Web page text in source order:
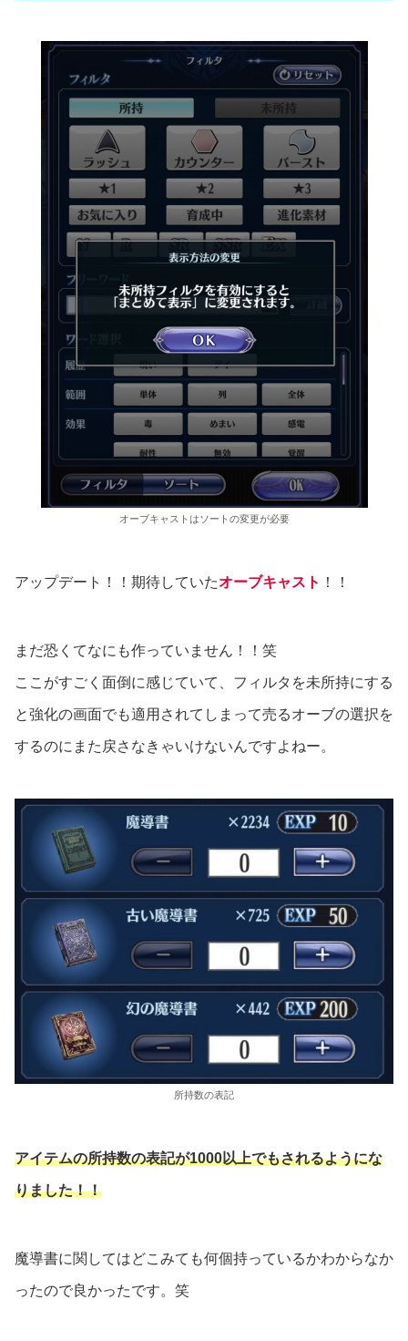
オーブキャストはソートの変更が必要
アップデート！！期待していたオーブキャスト ！！
まだ恐くてなにも作っていません！！笑
ここがすごく面倒に感じていて、フィルタを未所持にする
と強化の画面でも適用されてしまって売るオーブの選択を
するのにまた戻さなきゃいけないんですよねー。
所持数の表記
アイテムの所持数の表記が1000以上でもされるようにな
りました！！
魔導書に関してはどこみても何個持っているかわからなか
ったので良かったです。笑